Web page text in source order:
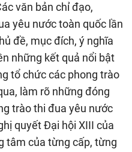
văn bản chỉ đạo,
yêu nước toàn quốc lần
đề, mục đích, ý nghĩa
những kết quả nổi bật
tổ chức các phong trào
làm rõ những đóng
trào thi đua yêu nước
quyết Đại hội XIII của
tâm của từng cấp, từng